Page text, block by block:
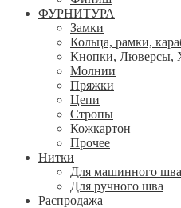
ФУРНИТУРА
Замки
Кольца, рамки,
Кнопки, Люверсы,
Молнии
Пряжки
Цепи
Стропы
Кожкартон
Прочее
Нитки
Для машинного шва
Для ручного шва
Распродажа